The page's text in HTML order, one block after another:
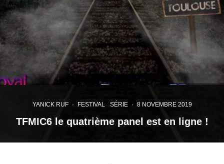
YANICK RUF · FESTIVAL SÉRIE · 8 NOVEMBRE 2019
TFMIC6 le quatrième panel est en ligne !